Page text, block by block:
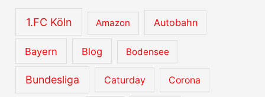
e
1.FC Köln Amazon Autobahn
Bayern Blog Bodensee
Bundesliga Caturday Corona